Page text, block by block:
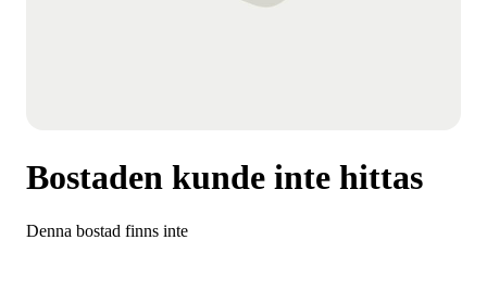
Bostaden kunde inte hittas
Denna bostad finns inte